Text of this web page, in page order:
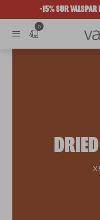
-15% SUR VALSPAR
0